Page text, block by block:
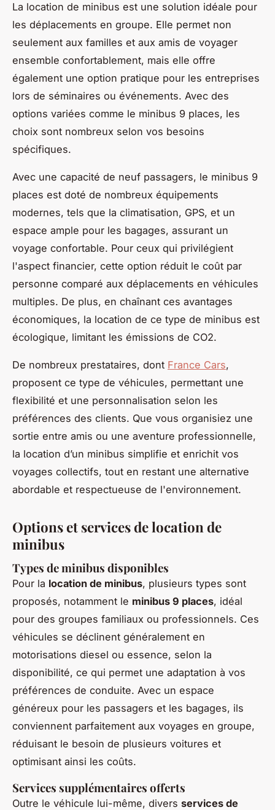
La location de minibus est une solution idéale pour
les déplacements en groupe. Elle permet non
seulement aux familles et aux amis de voyager
ensemble confortablement, mais elle offre
également une option pratique pour les entreprises
lors de séminaires ou événements. Avec des
options variées comme le minibus 9 places, les
choix sont nombreux selon vos besoins
spécifiques.
Avec une capacité de neuf passagers, le minibus 9
places est doté de nombreux équipements
modernes, tels que la climatisation, GPS, et un
espace ample pour les bagages, assurant un
voyage confortable. Pour ceux qui privilégient
l'aspect financier, cette option réduit le coût par
personne comparé aux déplacements en véhicules
multiples. De plus, en chaînant ces avantages
économiques, la location de ce type de minibus est
écologique, limitant les émissions de CO2.
De nombreux prestataires, dont France Cars,
proposent ce type de véhicules, permettant une
flexibilité et une personnalisation selon les
préférences des clients. Que vous organisiez une
sortie entre amis ou une aventure professionnelle,
la location d’un minibus simplifie et enrichit vos
voyages collectifs, tout en restant une alternative
abordable et respectueuse de l'environnement.
Options et services de location de
minibus
Types de minibus disponibles
Pour la location de minibus, plusieurs types sont
proposés, notamment le minibus 9 places, idéal
pour des groupes familiaux ou professionnels. Ces
véhicules se déclinent généralement en
motorisations diesel ou essence, selon la
disponibilité, ce qui permet une adaptation à vos
préférences de conduite. Avec un espace
généreux pour les passagers et les bagages, ils
conviennent parfaitement aux voyages en groupe,
réduisant le besoin de plusieurs voitures et
optimisant ainsi les coûts.
Services supplémentaires offerts
Outre le véhicule lui-même, divers services de